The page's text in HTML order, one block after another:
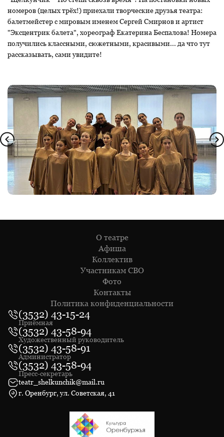
номеров (целых трёх!) приехали творческие друзья театра:
балетмейстер с мировым именем Сергей Смирнов и артист
"Эксцентрик балета", хореограф Екатерина Беспалова! Номера
получились классными, сюжетными, красивыми... да что тут
рассказывать, сами увидите!
О театре
Афиша
Коллектив
Участникам СВО
Фото
Контакты
Политика конфиденциальности
(3532) 43-15-24
Приёмная
(3532) 43-58-94
Художественный руководитель
(3532) 43-58-91
Администратор
(3532) 43-58-94
Пресс-секретарь
teatr_shelkunchik@mail.ru
г. Оренбург, ул. Советская, 41